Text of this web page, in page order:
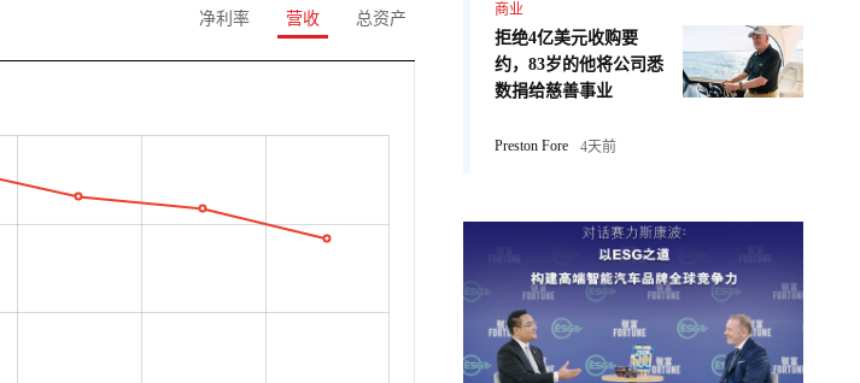
净利率 营收 总资产 商业
拒绝4亿美元收购要
约，83岁的他将公司悉
数捐给慈善事业
Preston Fore 4天前